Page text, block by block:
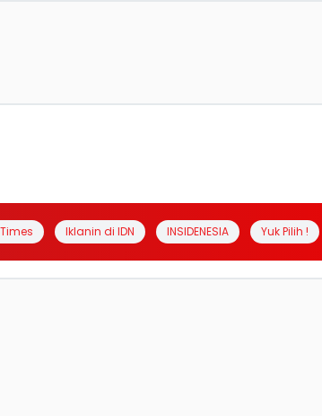
Iklanin di IDN INSIDENESIA Yuk Pilih !